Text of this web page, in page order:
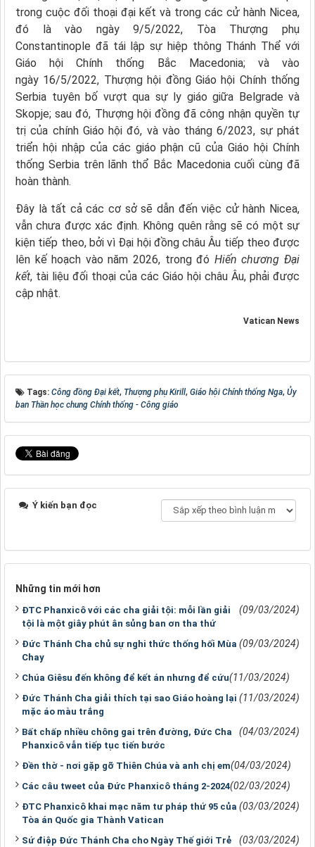
trong cuộc đối thoại đại kết và trong các cử hành Nicea,
đó là vào ngày 9/5/2022, Tòa Thượng phụ
Constantinople đã tái lập sự hiệp thông Thánh Thể với
Giáo hội Chính thống Bắc Macedonia; và vào
ngày 16/5/2022, Thượng hội đồng Giáo hội Chính thống
Serbia tuyên bố vượt qua sự ly giáo giữa Belgrade và
Skopje; sau đó, Thượng hội đồng đã công nhận quyền tự
trị của chính Giáo hội đó, và vào tháng 6/2023, sự phát
triển hội nhập của các giáo phận cũ của Giáo hội Chính
thống Serbia trên lãnh thổ Bắc Macedonia cuối cùng đã
hoàn thành.
Đây là tất cả các cơ sở sẽ dẫn đến việc cử hành Nicea,
vẫn chưa được xác định. Không quên rằng sẽ có một sự
kiện tiếp theo, bởi vì Đại hội đồng châu Âu tiếp theo được
lên kế hoạch vào năm 2026, trong đó Hiến chương Đại
kết, tài liệu đối thoại của các Giáo hội châu Âu, phải được
cập nhật.
Vatican News
Tags: Công đồng Đại kết, Thượng phụ Kirill, Giáo hội Chính thống Nga, Ủy
ban Thần học chung Chính thống - Công giáo
Ý kiến bạn đọc
Những tin mới hơn
ĐTC Phanxicô với các cha giải tội: mỗi lần giải
tội là một giây phút ân sủng ban ơn tha thứ
(09/03/2024)
Đức Thánh Cha chủ sự nghi thức thống hối Mùa
Chay
(09/03/2024)
Chúa Giêsu đến không để kết án nhưng để cứu(11/03/2024)
Đức Thánh Cha giải thích tại sao Giáo hoàng lại
mặc áo màu trắng
(11/03/2024)
Bất chấp nhiều chông gai trên đường, Đức Cha
Phanxicô vẫn tiếp tục tiến bước
(04/03/2024)
Đền thờ - nơi gặp gỡ Thiên Chúa và anh chị em(04/03/2024)
Các câu tweet của Đức Phanxicô tháng 2-2024(02/03/2024)
ĐTC Phanxicô khai mạc năm tư pháp thứ 95 của
Tòa án Quốc gia Thành Vatican
(03/03/2024)
Sứ điệp Đức Thánh Cha cho Ngày Thế giới Trẻ
(03/03/2024)